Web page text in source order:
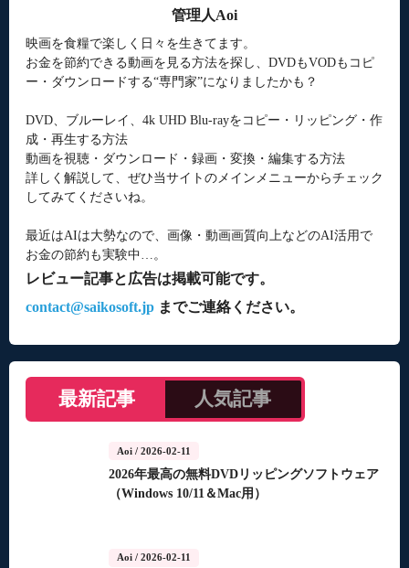
管理人Aoi
映画を食糧で楽しく日々を生きてます。
お金を節約できる動画を見る方法を探し、DVDもVODもコピ
ー・ダウンロードする“専門家”になりましたかも？
DVD、ブルーレイ、4k UHD Blu-rayをコピー・リッピング・作
成・再生する方法
動画を視聴・ダウンロード・録画・変換・編集する方法
詳しく解説して、ぜひ当サイトのメインメニューからチェック
してみてくださいね。
最近はAIは大勢なので、画像・動画画質向上などのAI活用で
お金の節約も実験中…。
レビュー記事と広告は掲載可能です。
contact@saikosoft.jpまでご連絡ください。
最新記事 人気記事
Aoi/ 2026-02-11
2026年最高の無料DVDリッピングソフトウェア
（Windows 10/11＆Mac用）
Aoi/ 2026-02-11